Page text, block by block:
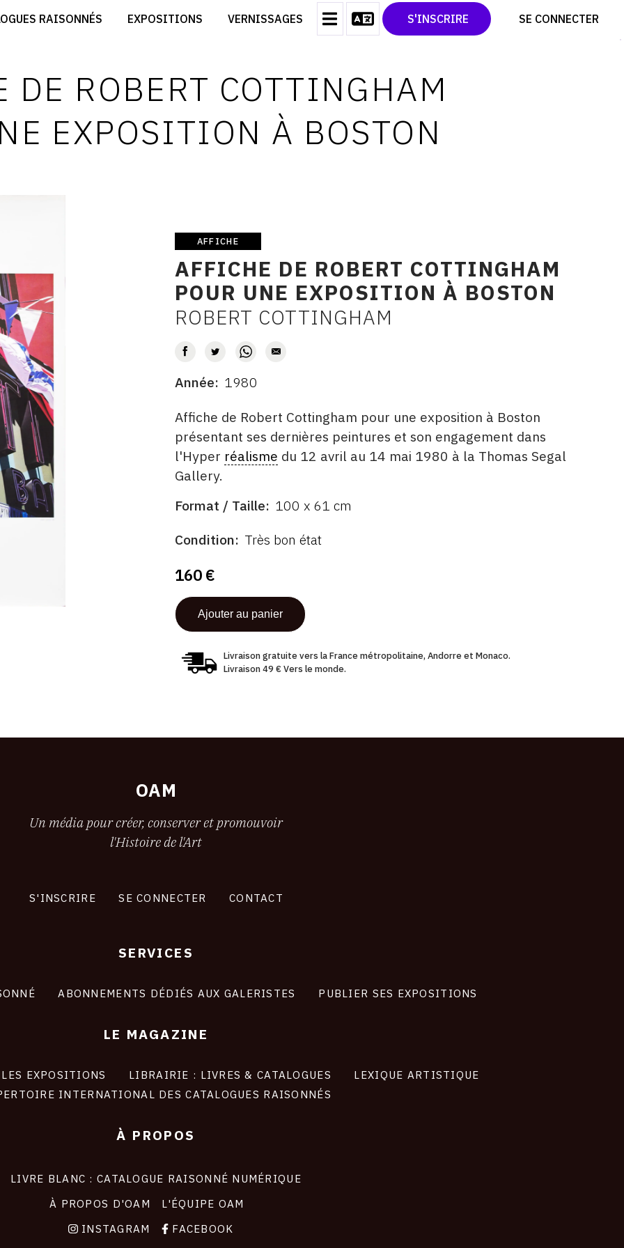
RAISONNÉS EXPOSITIONS VERNISSAGES S'INSCRIRE SE CONNECTER
CRÉER SON CATALOGUE D'EXPO
CONTACT
CGU
TWITTER
PINTEREST
DE ROBERT COTTINGHAM
EXPOSITION À BOSTON
Affiche
AFFICHE
AFFICHE DE ROBERT COTTINGHAM
POUR UNE EXPOSITION À BOSTON
AUTEUR
ROBERT COTTINGHAM
DATE
Année 1980
DESCRITPTION
Affiche de Robert Cottingham pour une exposition à Boston
présentant ses dernières peintures et son engagement dans
l'Hyper réalisme du 12 avril au 14 mai 1980 à la Thomas Segal
Gallery.
ÉDITÉ
FORMAT
Format / Taille 100 x 61 cm
ÉTAT
Condition Très bon état
160 €
Livraison gratuite vers la France métropolitaine, Andorre et Monaco.
Livraison 49 € Vers le monde.
OAM
Un média pour créer, conserver et promouvoir
l'Histoire de l'Art
S'INSCRIRE SE CONNECTER CONTACT
SERVICES
ABONNEMENTS DÉDIÉS AUX GALERISTES PUBLIER SES EXPOSITIONS
LE MAGAZINE
LES EXPOSITIONS LIBRAIRIE : LIVRES & CATALOGUES
LEXIQUE ARTISTIQUE
INTERNATIONAL DES CATALOGUES RAISONNÉS
À PROPOS
LIVRE BLANC : CATALOGUE RAISONNÉ NUMÉRIQUE
À PROPOS D'OAM
L'ÉQUIPE OAM
INSTAGRAM
FACEBOOK